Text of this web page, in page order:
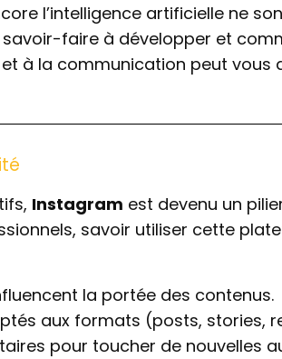
l’intelligence artificielle ne
savoir-faire à développer et
à la communication peut
Instagram est devenu un
savoir utiliser cette
la portée des contenus.
aux formats (posts, stories,
pour toucher de nouvelles